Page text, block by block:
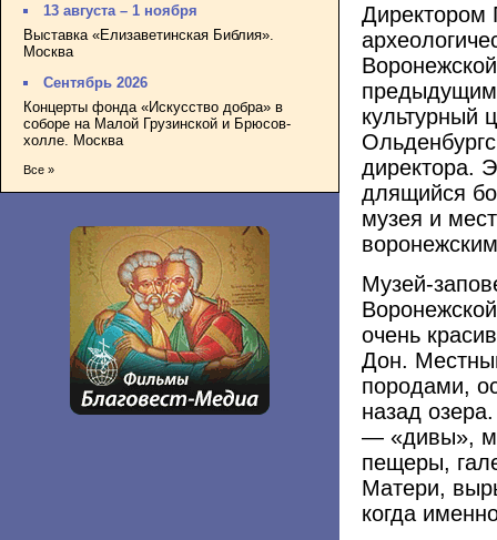
13 августа – 1 ноября
Выставка «Елизаветинская Библия».
Москва
Сентябрь 2026
Концерты фонда «Искусство добра» в
соборе на Малой Грузинской и Брюсов-
холле. Москва
Все »
Директором
культурный
директора.
длящийся
музея и
Музей-
очень
Дон.
породами,
назад
— «дивы»,
пещеры,
Матери,
когда